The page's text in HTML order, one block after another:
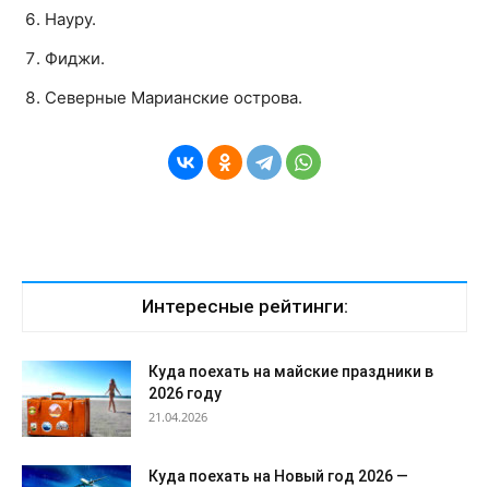
Науру.
Фиджи.
Северные Марианские острова.
Интересные рейтинги:
Куда поехать на майские праздники в
2026 году
21.04.2026
Куда поехать на Новый год 2026 —